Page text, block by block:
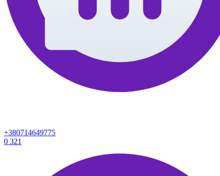
+380714649775
0 321